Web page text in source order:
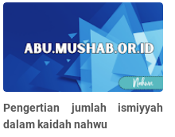
Pengertian jumlah ismiyyah
dalam kaidah nahwu